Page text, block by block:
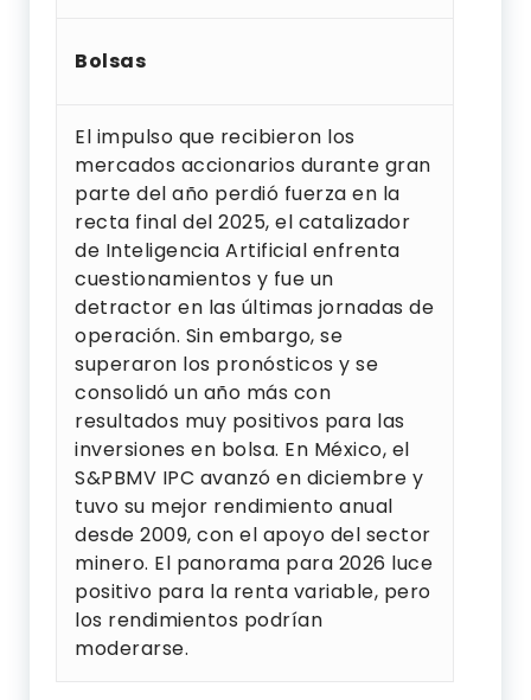
Bolsas
El impulso que recibieron los
mercados accionarios durante gran
parte del año perdió fuerza en la
recta final del 2025, el catalizador
de Inteligencia Artificial enfrenta
cuestionamientos y fue un
detractor en las últimas jornadas de
operación. Sin embargo, se
superaron los pronósticos y se
consolidó un año más con
resultados muy positivos para las
inversiones en bolsa. En México, el
S&PBMV IPC avanzó en diciembre y
tuvo su mejor rendimiento anual
desde 2009, con el apoyo del sector
minero. El panorama para 2026 luce
positivo para la renta variable, pero
los rendimientos podrían
moderarse.